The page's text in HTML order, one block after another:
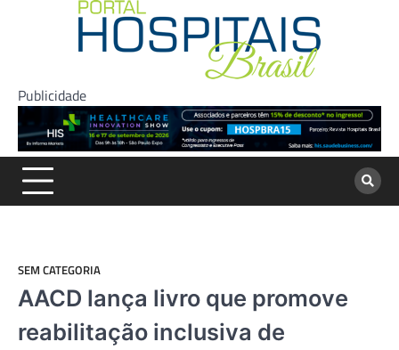
Publicidade
SEM CATEGORIA
AACD lança livro que promove
reabilitação inclusiva de